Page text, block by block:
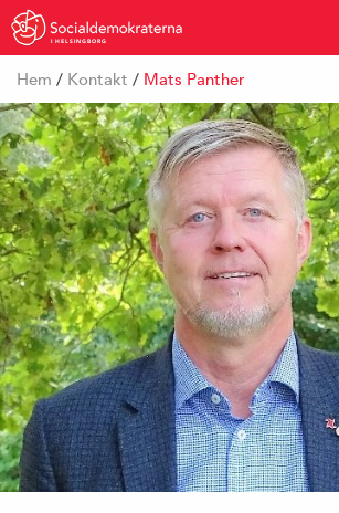
I HELSINGBORG
Hem / Kontakt / Mats Panther